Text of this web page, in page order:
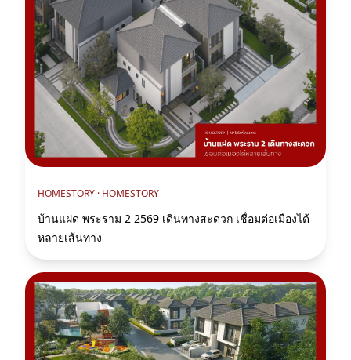
HOMESTORY · HOMESTORY
บ้านแฝด พระราม 2 2569 เดินทางสะดวก เชื่อมต่อเมืองได้
หลายเส้นทาง